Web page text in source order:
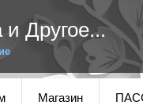
Другое...
Магазин